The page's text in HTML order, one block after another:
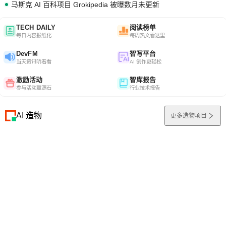
马斯克 AI 百科项目 Grokipedia 被曝数月未更新
TECH DAILY
每日内容报纸化
阅读榜单
每周热文看这里
DevFM
当天资讯听着看
智写平台
AI 创作更轻松
激励活动
参与活动赢源石
智库报告
行业技术报告
AI 造物 更多造物项目